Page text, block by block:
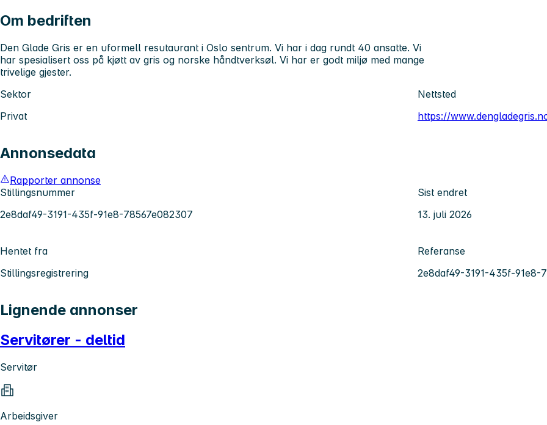
Om bedriften
Den Glade Gris er en uformell resutaurant i Oslo sentrum. Vi har i dag rundt 40 ansatte. Vi
har spesialisert oss på kjøtt av gris og norske håndtverksøl. Vi har er godt miljø med mange
trivelige gjester.
Sektor
Privat
Nettsted
https://
Annonsedata
Rapporter annonse
Stillingsnummer
2e8daf49-3191-435f-91e8-78567e082307
Sist endret
13. juli 2026
Hentet fra
Stillingsregistrering
Referanse
2e8daf49-3191-435f-91e8-
Lignende annonser
Servitører - deltid
Servitør
Arbeidsgiver